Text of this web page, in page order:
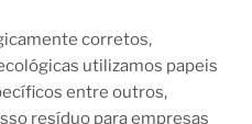
corretos,
utilizamos papeis
entre outros,
resíduo para empresas